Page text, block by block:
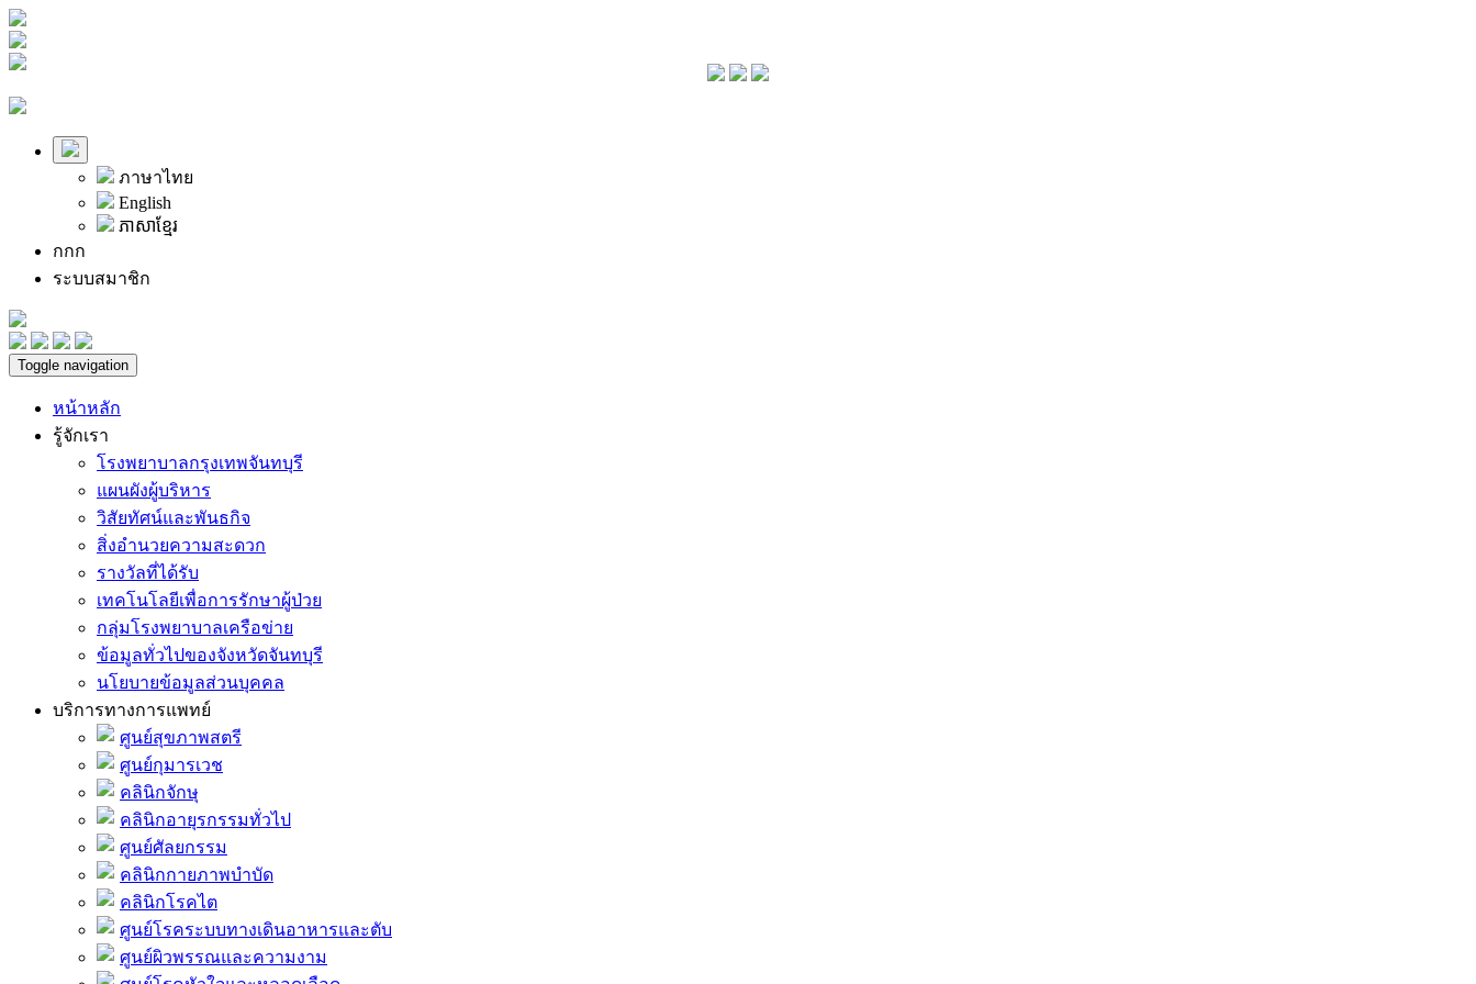
ภาษาไทย
English
ភាសាខ្មែរ
กกก
ระบบสมาชิก
Toggle navigation
หน้าหลัก
รู้จักเรา
โรงพยาบาลกรุงเทพจันทบุรี
แผนผังผู้บริหาร
วิสัยทัศน์และพันธกิจ
สิ่งอำนวยความสะดวก
รางวัลที่ได้รับ
เทคโนโลยีเพื่อการรักษาผู้ป่วย
กลุ่มโรงพยาบาลเครือข่าย
ข้อมูลทั่วไปของจังหวัดจันทบุรี
นโยบายข้อมูลส่วนบุคคล
บริการทางการแพทย์
ศูนย์สุขภาพสตรี
ศูนย์กุมารเวช
คลินิกจักษุ
คลินิกอายุรกรรมทั่วไป
ศูนย์ศัลยกรรม
คลินิกกายภาพบำบัด
คลินิกโรคไต
ศูนย์โรคระบบทางเดินอาหารและตับ
ศูนย์ผิวพรรณและความงาม